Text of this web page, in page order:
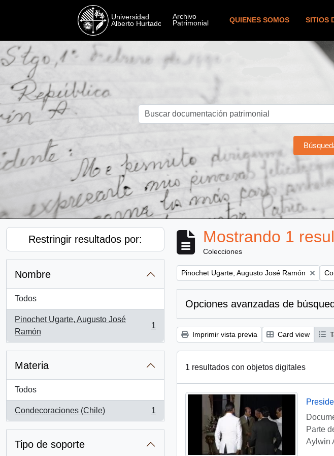
QUIENES SOMOS SITIOS
Restringir resultados por:
Nombre
Todos
Pinochet Ugarte, Augusto José
Ramón
, 1 resultados
1
Materia
Todos
Condecoraciones (Chile)
, 1 resultados
1
Tipo de soporte
Mostrando 1
Colecciones
Remove filter:
Pinochet Ugarte, Augusto José Ramón
Opciones avanzadas de
Imprimir vista previa Card view
1 resultados con objetos digitales
Parte
Aylwin